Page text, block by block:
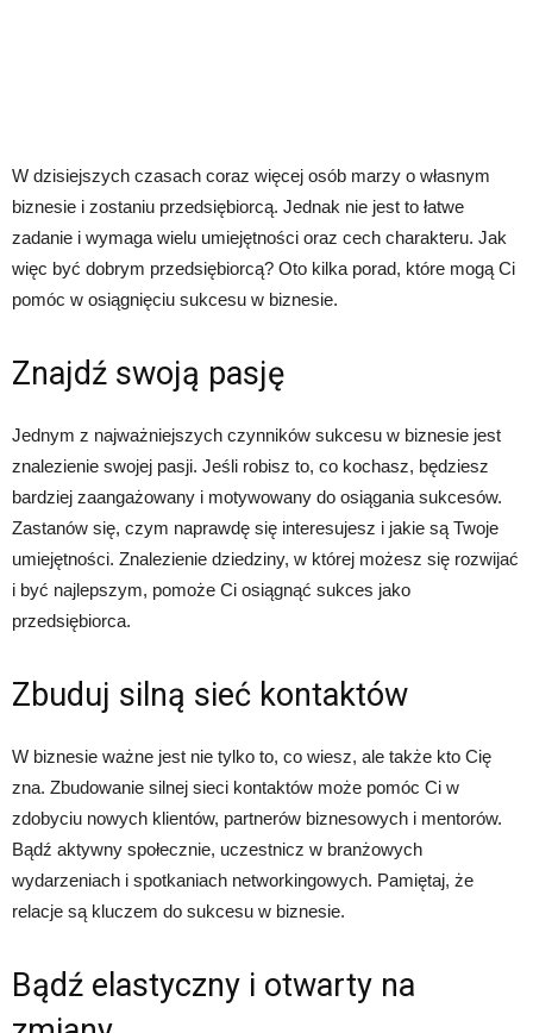
W dzisiejszych czasach coraz więcej osób marzy o własnym
biznesie i zostaniu przedsiębiorcą. Jednak nie jest to łatwe
zadanie i wymaga wielu umiejętności oraz cech charakteru. Jak
więc być dobrym przedsiębiorcą? Oto kilka porad, które mogą Ci
pomóc w osiągnięciu sukcesu w biznesie.
Znajdź swoją pasję
Jednym z najważniejszych czynników sukcesu w biznesie jest
znalezienie swojej pasji. Jeśli robisz to, co kochasz, będziesz
bardziej zaangażowany i motywowany do osiągania sukcesów.
Zastanów się, czym naprawdę się interesujesz i jakie są Twoje
umiejętności. Znalezienie dziedziny, w której możesz się rozwijać
i być najlepszym, pomoże Ci osiągnąć sukces jako
przedsiębiorca.
Zbuduj silną sieć kontaktów
W biznesie ważne jest nie tylko to, co wiesz, ale także kto Cię
zna. Zbudowanie silnej sieci kontaktów może pomóc Ci w
zdobyciu nowych klientów, partnerów biznesowych i mentorów.
Bądź aktywny społecznie, uczestnicz w branżowych
wydarzeniach i spotkaniach networkingowych. Pamiętaj, że
relacje są kluczem do sukcesu w biznesie.
Bądź elastyczny i otwarty na